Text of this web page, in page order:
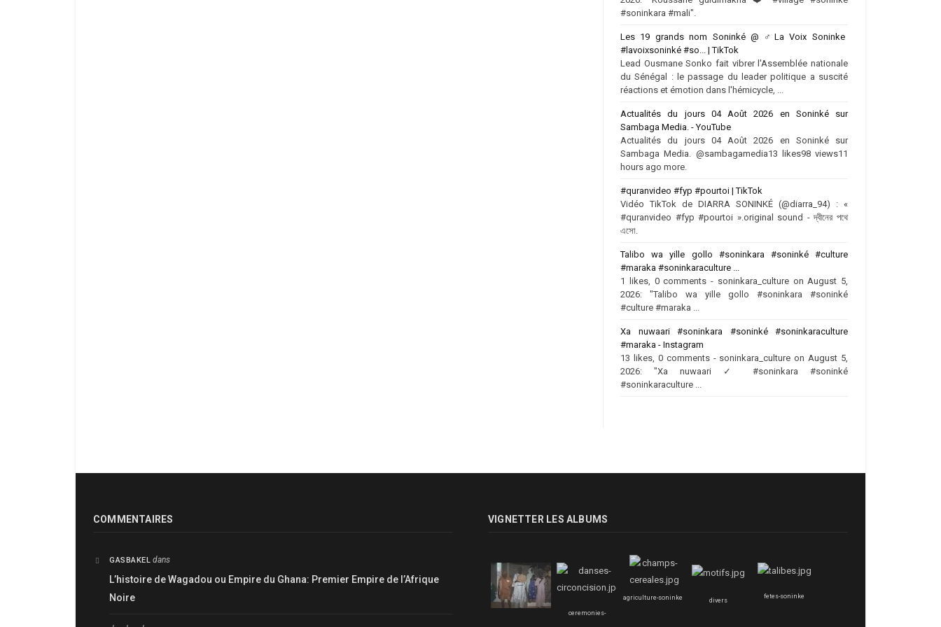
#soninkara #mali".
Les 19 grands nom Soninké @ ‍♂️La Voix Soninke
#lavoixsoninké #so... | TikTok
Lead Ousmane Sonko fait vibrer l'Assemblée nationale
du Sénégal : le passage du leader politique a suscité
réactions et émotion dans l'hémicycle, ...
Actualités du jours 04 Août 2026 en Soninké sur
Sambaga Media. - YouTube
Actualités du jours 04 Août 2026 en Soninké sur
Sambaga Media. @sambagamedia13 likes98 views11
hours ago more.
#quranvideo #fyp #pourtoi | TikTok
Vidéo TikTok de DIARRA SONINKÉ (@diarra_94) : «
#quranvideo #fyp #pourtoi ».original sound - দ্বীনের পথে
এসো.
Talibo wa yille gollo #soninkara #soninké #culture
#maraka #soninkaraculture ...
1 likes, 0 comments - soninkara_culture on August 5,
2026: "Talibo wa yille gollo #soninkara #soninké
#culture #maraka ...
Xa nuwaari #soninkara #soninké #soninkaraculture
#maraka - Instagram
13 likes, 0 comments - soninkara_culture on August 5,
2026: "Xa nuwaari ✓ #soninkara #soninké
#soninkaraculture ...
COMMENTAIRES
GASBAKEL dans
L’histoire de Wagadou ou Empire du Ghana: Premier Empire de l’Afrique
Noire
VIGNETTER LES ALBUMS
ceremonies-
agriculture-soninke divers
fetes-soninke